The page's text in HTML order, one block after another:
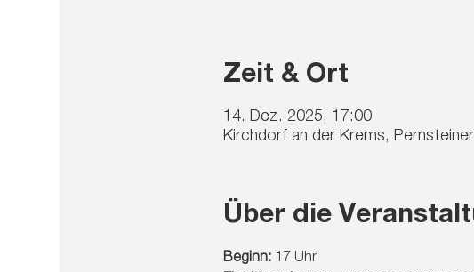
Zeit & Ort
14. Dez. 2025, 17:00
Kirchdorf an der Krems,
Über die
Beginn: 17 Uhr